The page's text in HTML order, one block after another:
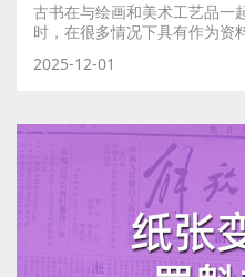
古书在与绘画和美术工艺品一
时，在很多情况下具有作为资
2025-12-01